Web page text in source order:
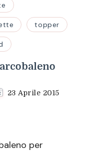
topper
23 Aprile 2015
per